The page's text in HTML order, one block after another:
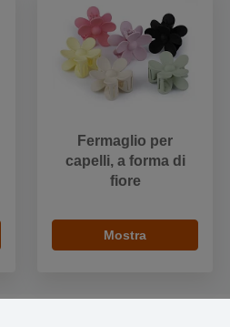
Fermaglio per
capelli, a forma di
fiore
Mostra